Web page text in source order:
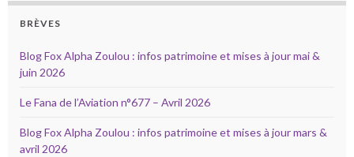
BRÈVES
Blog Fox Alpha Zoulou : infos patrimoine et mises à jour mai &
juin 2026
Le Fana de l’Aviation n°677 – Avril 2026
Blog Fox Alpha Zoulou : infos patrimoine et mises à jour mars &
avril 2026